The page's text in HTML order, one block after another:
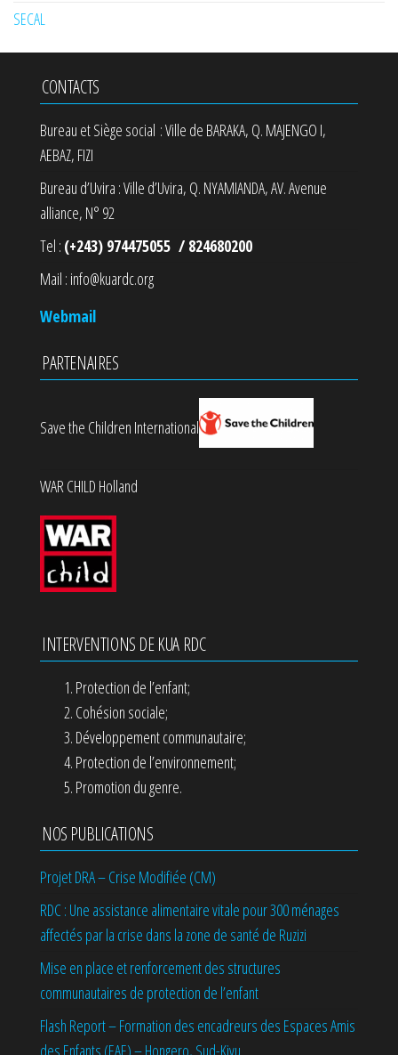
SECAL
CONTACTS
Bureau et Siège social : Ville de BARAKA, Q. MAJENGO I,
AEBAZ, FIZI
Bureau d’Uvira : Ville d’Uvira, Q. NYAMIANDA, AV. Avenue
alliance, N° 92
Tel : (+243) 974475055 / 824680200
Mail : info@kuardc.org
Webmail
PARTENAIRES
Save the Children International
WAR CHILD Holland
INTERVENTIONS DE KUA RDC
Protection de l’enfant;
Cohésion sociale;
Développement communautaire;
Protection de l’environnement;
Promotion du genre.
NOS PUBLICATIONS
Projet DRA – Crise Modifiée (CM)
RDC : Une assistance alimentaire vitale pour 300 ménages
affectés par la crise dans la zone de santé de Ruzizi
Mise en place et renforcement des structures
communautaires de protection de l’enfant
Flash Report – Formation des encadreurs des Espaces Amis
des Enfants (EAE) – Hongero, Sud-Kivu